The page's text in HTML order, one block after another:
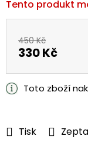
Tisk
Tento produkt
450 Kč
330 Kč
cena:
Toto zboží